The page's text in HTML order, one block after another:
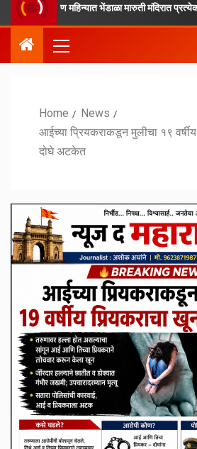
श्रावण महिन्यात भेंडाळा मारुती मंदिरात प्रत्येक
Home
News
आईच्या प्रियकराकडून मुलीचा १९
दोघे अटकेत